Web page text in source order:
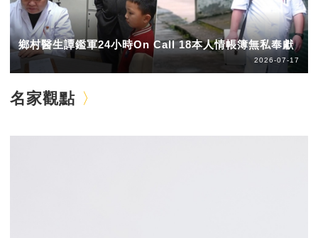
鄉村醫生譚鑑軍24小時On Call 18本人情帳簿無私奉獻
2026-07-17
名家觀點